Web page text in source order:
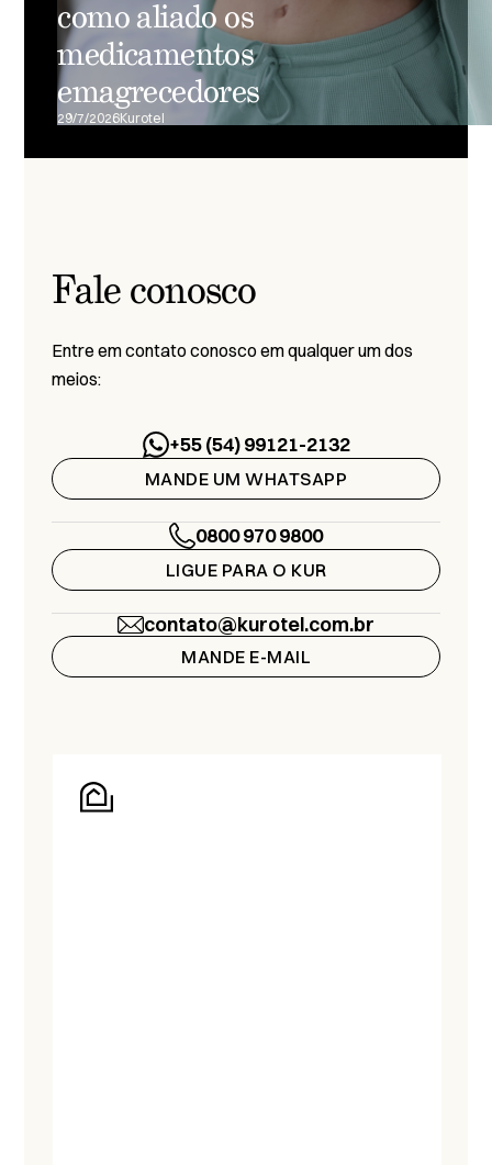
como aliado os
medicamentos
emagrecedores
29/7/2026Kurotel
Fale conosco
Entre em contato conosco em qualquer um dos
meios:
+55 (54) 99121-2132
MANDE UM WHATSAPP
0800 970 9800
LIGUE PARA O KUR
contato@kurotel.com.br
MANDE E-MAIL